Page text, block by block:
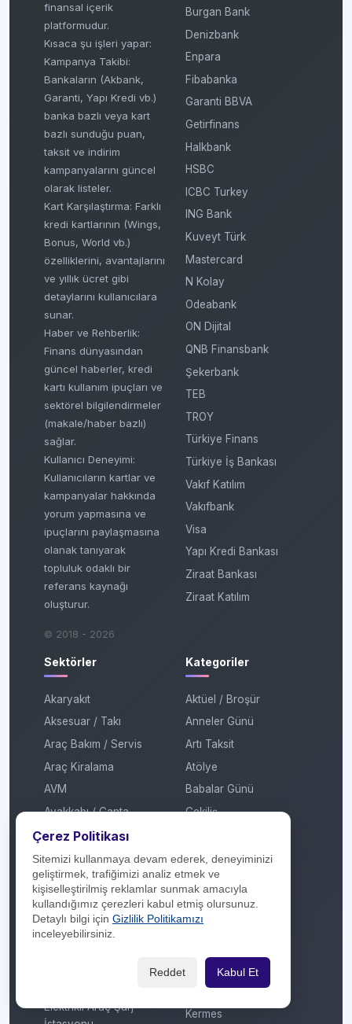
finansal içerik
platformudur.
Kısaca şu işleri yapar:
Kampanya Takibi:
Bankaların (Akbank,
Garanti, Yapı Kredi vb.)
banka bazlı veya kart
bazlı sunduğu puan,
taksit ve indirim
kampanyalarını güncel
olarak listeler.
Kart Karşılaştırma: Farklı
kredi kartlarının (Wings,
Bonus, World vb.)
özelliklerini, avantajlarını
ve yıllık ücret gibi
detaylarını kullanıcılara
sunar.
Haber ve Rehberlik:
Finans dünyasından
güncel haberler, kredi
kartı kullanım ipuçları ve
sektörel bilgilendirmeler
(makale/haber bazlı)
sağlar.
Kullanıcı Deneyimi:
Kullanıcıların kartlar ve
kampanyalar hakkında
yorum yapmasına ve
ipuçlarını paylaşmasına
olanak tanıyarak
topluluk odaklı bir
referans kaynağı
oluşturur.
© 2018 - 2026
Burgan Bank
Denizbank
Enpara
Fibabanka
Garanti BBVA
Getirfinans
Halkbank
HSBC
ICBC Turkey
ING Bank
Kuveyt Türk
Mastercard
N Kolay
Odeabank
ON Dijital
QNB Finansbank
Şekerbank
TEB
TROY
Türkiye Finans
Türkiye İş Bankası
Vakıf Katılım
Vakıfbank
Visa
Yapı Kredi Bankası
Ziraat Bankası
Ziraat Katılım
Sektörler
Akaryakıt
Aksesuar / Takı
Araç Bakım / Servis
Araç Kiralama
AVM
Ayakkabı / Çanta
Banka / Finans
Beyaz Eşya / Kombi
Çiçekçilik
Çok Katlı Mağaza
Dijital Platform
Elektrikli Araç Şarj
Kategoriler
Aktüel / Broşür
Anneler Günü
Artı Taksit
Atölye
Babalar Günü
Çekiliş
Efsane Cuma
Festival
Garaj Günleri
Hediye
İndirim
Kadınlar Günü
Kermes
Çerez Politikası
Sitemizi kullanmaya devam ederek, deneyiminizi
geliştirmek, trafiğimizi analiz etmek ve
kişiselleştirilmiş reklamlar sunmak amacıyla
kullandığımız çerezleri kabul etmiş olursunuz.
Detaylı bilgi için Gizlilik Politikamızı
inceleyebilirsiniz.
Reddet Kabul Et